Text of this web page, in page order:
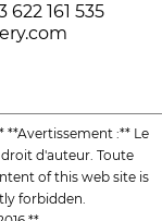
161 535
**Avertissement :** Le
d'auteur. Toute
of this web site is
forbidden.